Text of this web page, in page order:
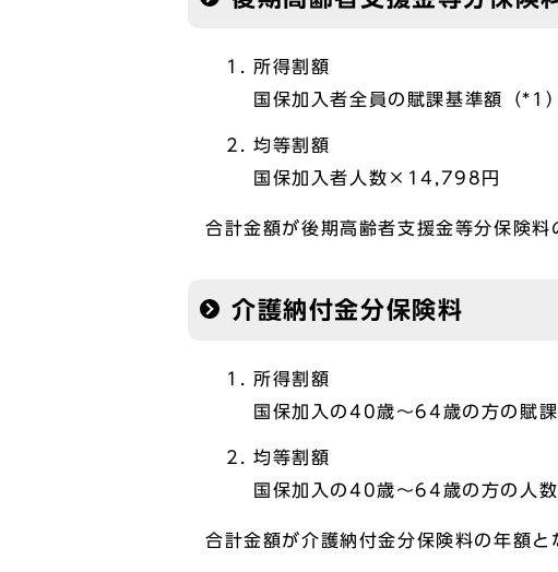
所得割額
国保加入者全員の賦課基準額（
均等割額
国保加入者人数×14,798円
合計金額が後期高齢者支援金等分保険料
介護納付金分保険料
所得割額
国保加入の40歳～64歳の方の賦
均等割額
国保加入の40歳～64歳の方の人
合計金額が介護納付金分保険料の年額と